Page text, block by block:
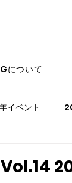
について
イベント
ース
Vol.14